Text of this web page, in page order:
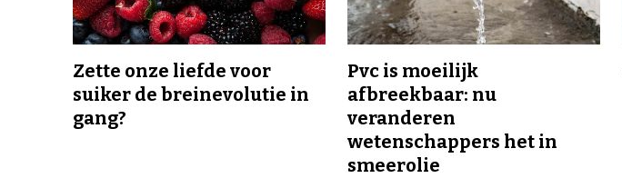
Zette onze liefde voor
suiker de breinevolutie in
gang?
Pvc is moeilijk
afbreekbaar: nu
veranderen
wetenschappers het in
smeerolie